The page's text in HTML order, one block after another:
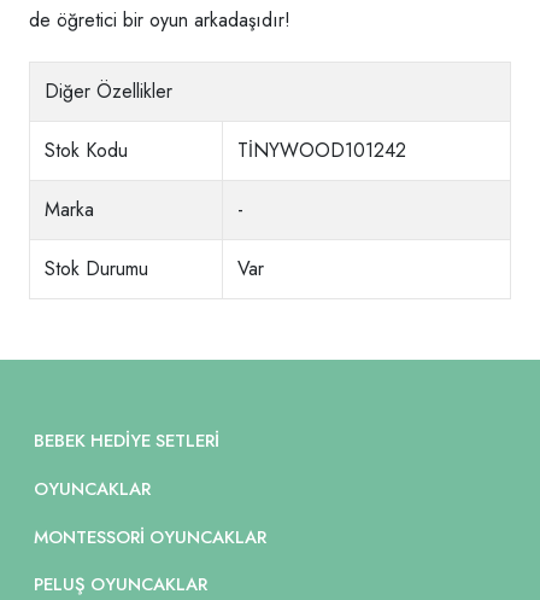
de öğretici bir oyun arkadaşıdır!
Diğer Özellikler
Stok Kodu TİNYWOOD101242
Marka -
Stok Durumu Var
BEBEK HEDIYE SETLERI
OYUNCAKLAR
MONTESSORI OYUNCAKLAR
PELUŞ OYUNCAKLAR